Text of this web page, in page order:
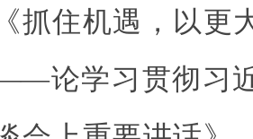
抓住机遇，以更
论学习贯彻习